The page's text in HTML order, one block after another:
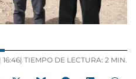
16:46| TIEMPO DE LECTURA: 2 MIN.